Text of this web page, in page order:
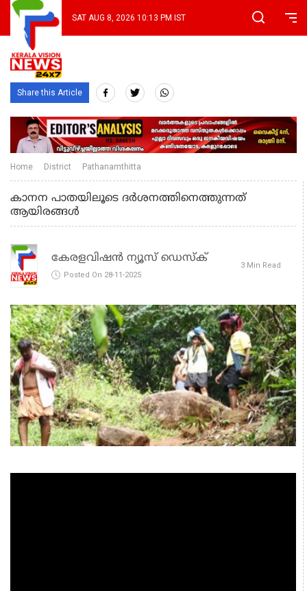
SAT AUG 8, 2026 10:13 PM IST
Share this Article
Home District Pathanamthitta
കാനന പാതയിലൂടെ ദര്‍ശനത്തിനെത്തുന്നത്
ആയിരങ്ങള്‍
കേരളവിഷൻ ന്യൂസ് ഡെസ്‌ക്
Posted On 28-11-2025
3 Min Read